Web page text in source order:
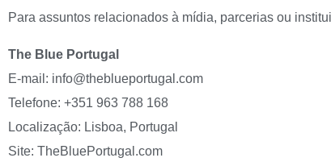
Para assuntos relacionados à mídia, parcerias ou
The Blue Portugal
E-mail: info@theblueportugal.com
Telefone: +351 963 788 168
Localização: Lisboa, Portugal
Site: TheBluePortugal.com